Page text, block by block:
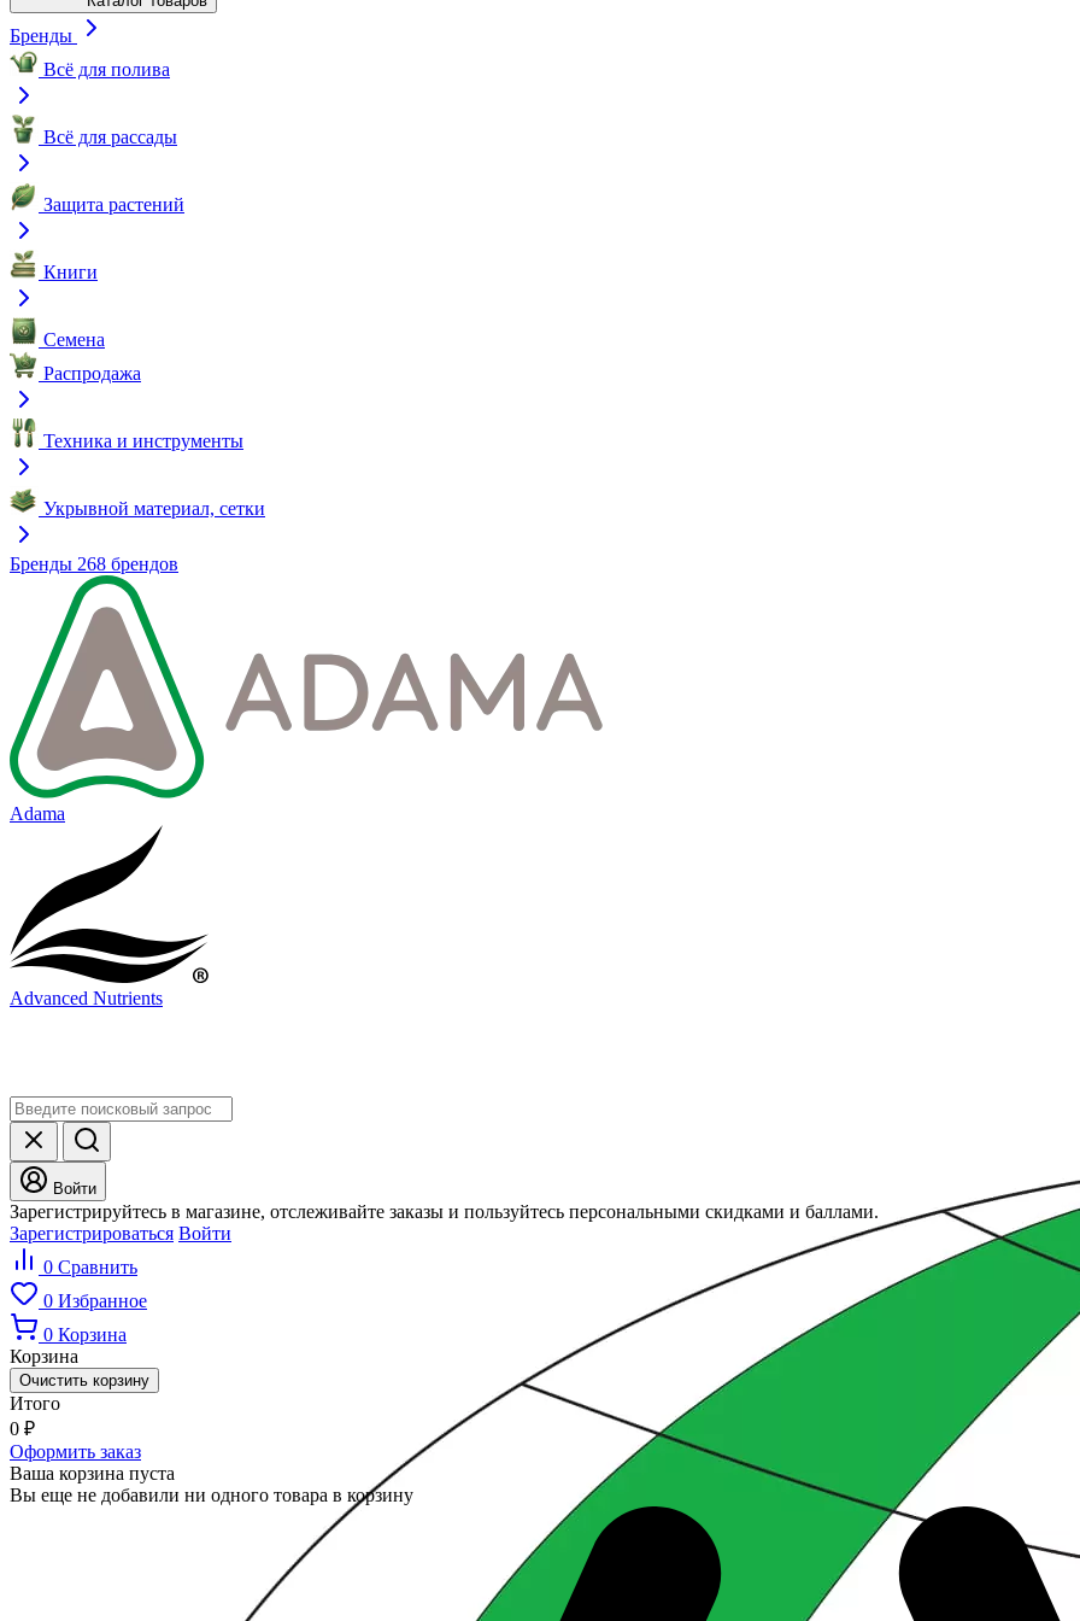
Бренды
Всё для полива
Всё для рассады
Защита растений
Книги
Семена
Распродажа
Техника и инструменты
Укрывной материал, сетки
Бренды 268 брендов
Adama
Advanced Nutrients
Войти
Зарегистрируйтесь в магазине, отслеживайте заказы и пользуйтесь персональными скидками и баллами.
Зарегистрироваться Войти
0 Сравнить
0 Избранное
0 Корзина
Корзина
Очистить корзину
Итого
0 ₽
Оформить заказ
Ваша корзина пуста
Вы еще не добавили ни одного товара в корзину